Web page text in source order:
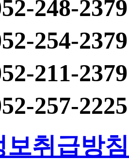
-248-2379
-254-2379
-211-2379
-257-2225
보취급방침